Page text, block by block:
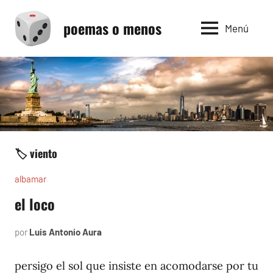
contenido
poemas o menos Menú
🏷️ viento
albamar
el loco
por Luis Antonio Aura
1996
persigo el sol que insiste en acomodarse por tu